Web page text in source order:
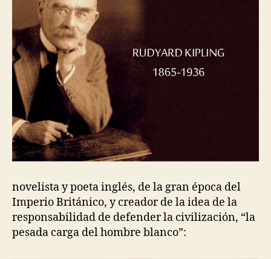
novelista y poeta inglés, de la gran época del
Imperio Británico, y creador de la idea de la
responsabilidad de defender la civilización, “la
pesada carga del hombre blanco”: